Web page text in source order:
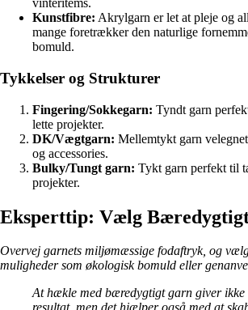
vinteritems.
Kunstfibre: Akrylgarn er let at pleje og
mange foretrækker den naturlige
bomuld.
Tykkelser og Strukturer
Fingering/Sokkegarn: Tyndt garn
lette projekter.
DK/Vægtgarn: Mellemtykt garn
og accessories.
Bulky/Tungt garn: Tykt garn perfekt til
projekter.
Eksperttip: Vælg
Overvej garnets miljømæssige fodaftryk, og
muligheder som økologisk bomuld eller
At hækle med bæredygtigt garn giver ikke